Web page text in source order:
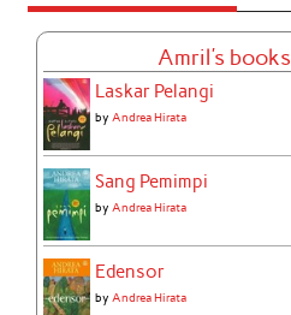
Amril's books
Laskar Pelangi
by Andrea Hirata
Sang Pemimpi
by Andrea Hirata
Edensor
by Andrea Hirata